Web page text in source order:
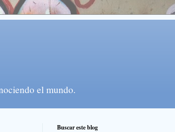
el mundo.
Buscar este blog